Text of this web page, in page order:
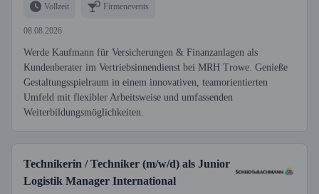
Vollzeit Firmenevents
08.08.2026
Werde Kaufmann für Versicherungen & Finanzanlagen als
Kundenberater im Vertriebsinnendienst bei MRH Trowe. Genieße
Gestaltungsspielraum in einem innovativen, teamorientierten
Umfeld mit flexibler Arbeitsweise und umfassenden
Weiterbildungsmöglichkeiten.
Technikerin / Techniker (m/w/d) als Junior
Logistik Manager International